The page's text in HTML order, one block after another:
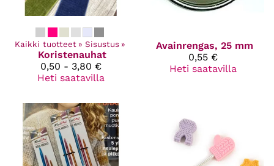
Kaikki tuotteet ‪» Sisustus ‪»
Koristenauhat
0,50 - 3,80 €
Heti saatavilla
Avainrengas, 25 mm
0,55 €
Heti saatavilla